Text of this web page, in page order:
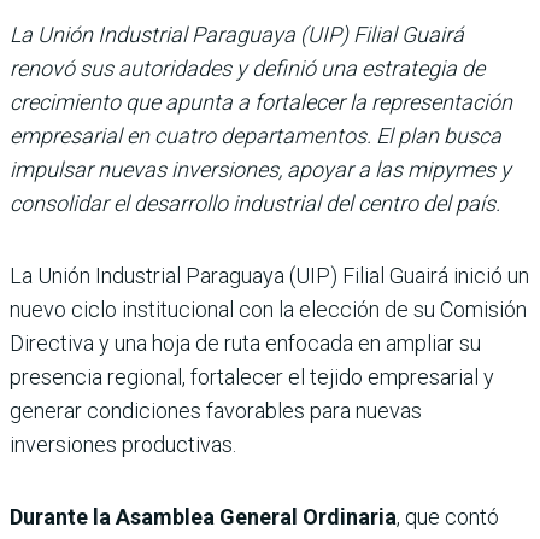
La Unión Industrial Paraguaya (UIP) Filial Guairá
renovó sus autoridades y definió una estrategia de
crecimiento que apunta a fortalecer la representación
empresarial en cuatro departamentos. El plan busca
impulsar nuevas inversiones, apoyar a las mipymes y
consolidar el desarrollo industrial del centro del país.
La Unión Industrial Paraguaya (UIP) Filial Guairá inició un
nuevo ciclo institucional con la elección de su Comisión
Directiva y una hoja de ruta enfocada en ampliar su
presencia regional, fortalecer el tejido empresarial y
generar condiciones favorables para nuevas
inversiones productivas.
Durante la Asamblea General Ordinaria, que contó